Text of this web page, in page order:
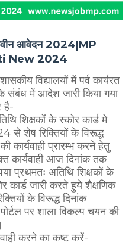
नवीन आवेदन 2024|MP
New 2024
विद्यालयों में पर्व कार्यरत
संबंध में आदेश जारी किया गया
है-
शिक्षकों के स्कोर कार्ड मे
से शेष रिक्तियों के विरूद्ध
प्रारम्भ करने हेतु
कार्यवाही आज दिनांक तक
प्रथमतः अतिथि शिक्षकों के
कार्ड जारी करते हुये शैक्षणिक
के विरूद्ध दिनांक
पर शाला विकल्प चयन की
करने का कष्ट करें-